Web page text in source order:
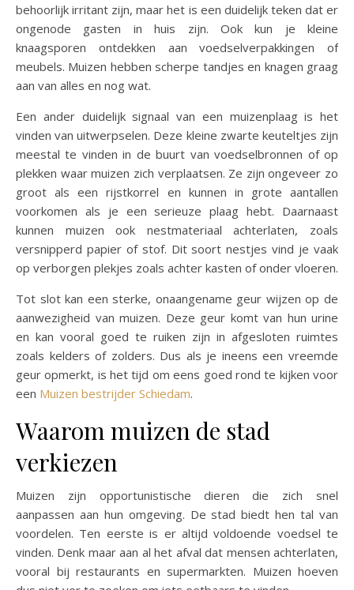
behoorlijk irritant zijn, maar het is een duidelijk teken dat er
ongenode gasten in huis zijn. Ook kun je kleine
knaagsporen ontdekken aan voedselverpakkingen of
meubels. Muizen hebben scherpe tandjes en knagen graag
aan van alles en nog wat.
Een ander duidelijk signaal van een muizenplaag is het
vinden van uitwerpselen. Deze kleine zwarte keuteltjes zijn
meestal te vinden in de buurt van voedselbronnen of op
plekken waar muizen zich verplaatsen. Ze zijn ongeveer zo
groot als een rijstkorrel en kunnen in grote aantallen
voorkomen als je een serieuze plaag hebt. Daarnaast
kunnen muizen ook nestmateriaal achterlaten, zoals
versnipperd papier of stof. Dit soort nestjes vind je vaak
op verborgen plekjes zoals achter kasten of onder vloeren.
Tot slot kan een sterke, onaangename geur wijzen op de
aanwezigheid van muizen. Deze geur komt van hun urine
en kan vooral goed te ruiken zijn in afgesloten ruimtes
zoals kelders of zolders. Dus als je ineens een vreemde
geur opmerkt, is het tijd om eens goed rond te kijken voor
een Muizen bestrijder Schiedam.
Waarom muizen de stad
verkiezen
Muizen zijn opportunistische dieren die zich snel
aanpassen aan hun omgeving. De stad biedt hen tal van
voordelen. Ten eerste is er altijd voldoende voedsel te
vinden. Denk maar aan al het afval dat mensen achterlaten,
vooral bij restaurants en supermarkten. Muizen hoeven